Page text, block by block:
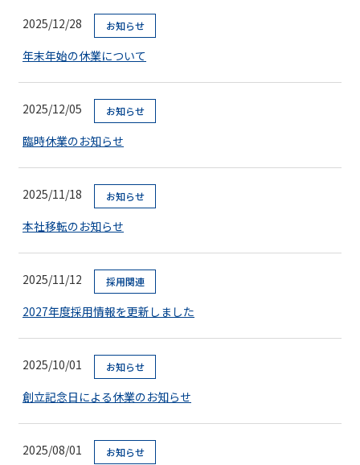
2025/12/28 お知らせ
年末年始の休業について
2025/12/05 お知らせ
臨時休業のお知らせ
2025/11/18 お知らせ
本社移転のお知らせ
2025/11/12 採用関連
2027年度採用情報を更新しました
2025/10/01 お知らせ
創立記念日による休業のお知らせ
2025/08/01 お知らせ